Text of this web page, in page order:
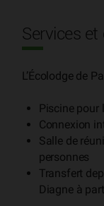
Services
L’Écolodge de
Piscine pour
Connexion
Salle de
personnes
Transfert
Diagne à